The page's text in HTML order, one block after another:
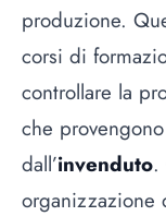
produzione.
corsi di
controllare la
che
dall’invenduto.
organizzazione